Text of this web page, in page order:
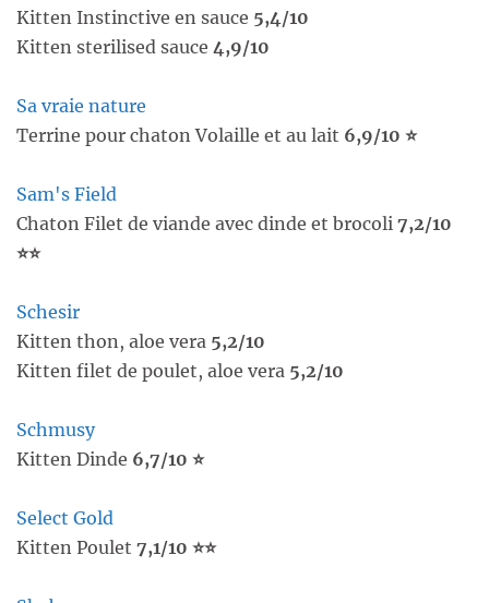
Kitten Instinctive en sauce 5,4/10
Kitten sterilised sauce 4,9/10
Sa vraie nature
Terrine pour chaton Volaille et au lait 6,9/10 ⭐
Sam's Field
Chaton Filet de viande avec dinde et brocoli 7,2/10
⭐⭐
Schesir
Kitten thon, aloe vera 5,2/10
Kitten filet de poulet, aloe vera 5,2/10
Schmusy
Kitten Dinde 6,7/10 ⭐
Select Gold
Kitten Poulet 7,1/10 ⭐⭐